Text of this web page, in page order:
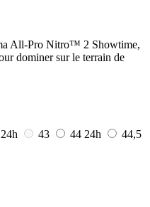
All-Pro Nitro™ 2 Showtime,
dominer sur le terrain de
24h 43 44 24h
44,5